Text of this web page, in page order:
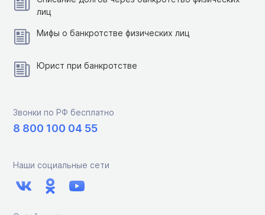
лиц
Мифы о банкротстве физических лиц
Юрист при банкротстве
Звонки по РФ бесплатно
8 800 100 04 55
Наши социальные сети